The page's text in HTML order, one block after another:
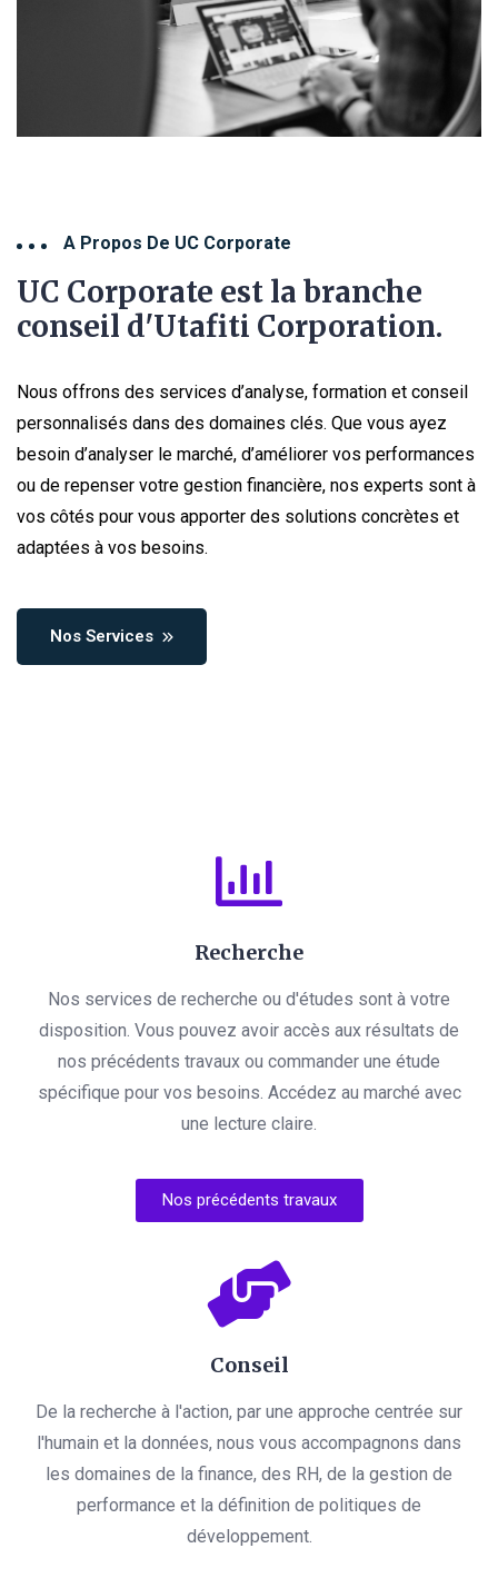
A Propos De UC Corporate
UC Corporate est la branche
conseil d'Utafiti Corporation.
Nous offrons des services d’analyse, formation et conseil
personnalisés dans des domaines clés. Que vous ayez
besoin d’analyser le marché, d’améliorer vos performances
ou de repenser votre gestion financière, nos experts sont à
vos côtés pour vous apporter des solutions concrètes et
adaptées à vos besoins.
Nos Services
Recherche
Nos services de recherche ou d'études sont à votre
disposition. Vous pouvez avoir accès aux résultats de
nos précédents travaux ou commander une étude
spécifique pour vos besoins. Accédez au marché avec
une lecture claire.
Nos précédents travaux
Conseil
De la recherche à l'action, par une approche centrée sur
l'humain et la données, nous vous accompagnons dans
les domaines de la finance, des RH, de la gestion de
performance et la définition de politiques de
développement.